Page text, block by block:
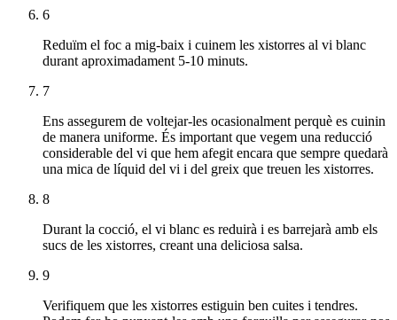
6
Reduïm el foc a mig-baix i cuinem les xistorres al vi blanc
durant aproximadament 5-10 minuts.
7
Ens assegurem de voltejar-les ocasionalment perquè es cuinin
de manera uniforme. És important que vegem una reducció
considerable del vi que hem afegit encara que sempre quedarà
una mica de líquid del vi i del greix que treuen les xistorres.
8
Durant la cocció, el vi blanc es reduirà i es barrejarà amb els
sucs de les xistorres, creant una deliciosa salsa.
9
Verifiquem que les xistorres estiguin ben cuites i tendres.